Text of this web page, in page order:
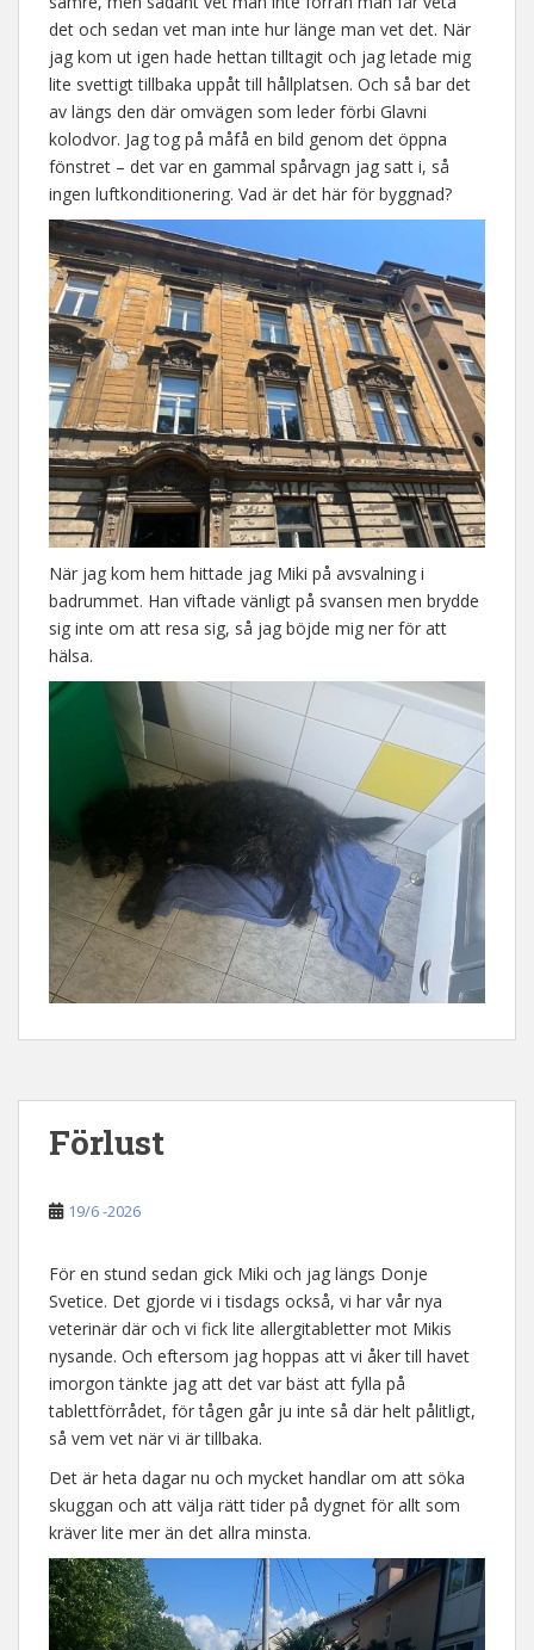
det och sedan vet man inte hur länge man vet det. När
jag kom ut igen hade hettan tilltagit och jag letade mig
lite svettigt tillbaka uppåt till hållplatsen. Och så bar det
av längs den där omvägen som leder förbi Glavni
kolodvor. Jag tog på måfå en bild genom det öppna
fönstret – det var en gammal spårvagn jag satt i, så
ingen luftkonditionering. Vad är det här för byggnad?
När jag kom hem hittade jag Miki på avsvalning i
badrummet. Han viftade vänligt på svansen men brydde
sig inte om att resa sig, så jag böjde mig ner för att
hälsa.
Förlust
19/6 -2026
För en stund sedan gick Miki och jag längs Donje
Svetice. Det gjorde vi i tisdags också, vi har vår nya
veterinär där och vi fick lite allergitabletter mot Mikis
nysande. Och eftersom jag hoppas att vi åker till havet
imorgon tänkte jag att det var bäst att fylla på
tablettförrådet, för tågen går ju inte så där helt pålitligt,
så vem vet när vi är tillbaka.
Det är heta dagar nu och mycket handlar om att söka
skuggan och att välja rätt tider på dygnet för allt som
kräver lite mer än det allra minsta.